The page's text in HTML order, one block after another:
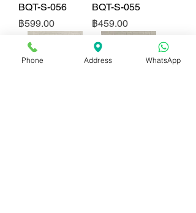
BQT-S-056
ราคา
฿599.00
BQT-S-055
ราคา
฿459.00
Phone Address WhatsApp